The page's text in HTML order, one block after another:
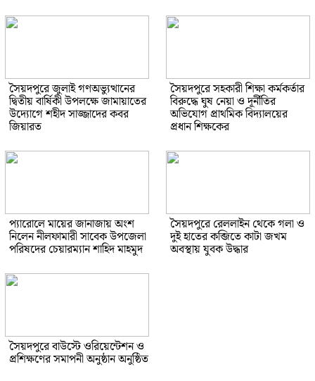
সৈয়দপুরে জুলাই গণঅভ্যুত্থানের
দ্বিতীয় বার্ষিকী উপলক্ষে জামায়াতের
উদ্যোগে শহীদ সাজ্জাদের কবর
জিয়ারত
সৈয়দপুরে সহকারী শিক্ষা কর্মকর্তার
বিরুদ্ধে ঘুষ নেয়া ও দূর্নীতির
অভিযোগ প্রাথমিক বিদ্যালয়ের
প্রধান শিক্ষকের
প্যারোলে মায়ের জানাজায় অংশ
নিলেন নীলফামারী সাবেক উপজেলা
পরিষদের চেয়ারম্যান শাহিদ মাহমুদ
সৈয়দপুরে রেললাইন থেকে গলা ও
দুই হাতের কব্জিতে কাটা জখম
অবস্থায় যুবক উদ্ধার
সৈয়দপুরে বাউস্টে ওরিয়েন্টেশন ও
প্রশিক্ষণের সমাপনী অনুষ্ঠান অনুষ্ঠিত